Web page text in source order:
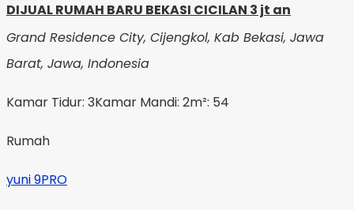
DIJUAL RUMAH BARU BEKASI CICILAN 3 jt an
Grand Residence City, Cijengkol, Kab Bekasi, Jawa
Barat, Jawa, Indonesia
Kamar Tidur: 3Kamar Mandi: 2m²: 54
Rumah
yuni 9PRO